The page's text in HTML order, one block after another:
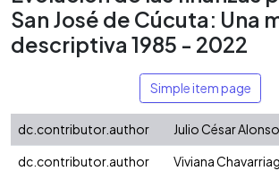
San José de Cúcuta: Una
descriptiva 1985 - 2022
Simple item page
dc.contributor.author
Julio César
dc.contributor.author
Viviana